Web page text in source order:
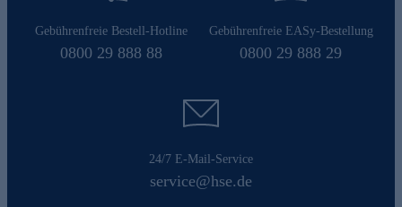
Gebührenfreie Bestell-Hotline
0800 29 888 88
Gebührenfreie EASy-Bestellung
0800 29 888 29
24/7 E-Mail-Service
service@hse.de